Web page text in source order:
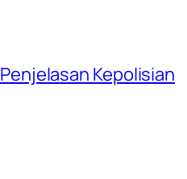
Kepolisian